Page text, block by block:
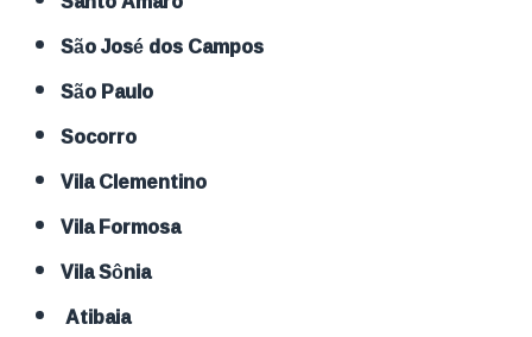
São José dos Campos
São Paulo
Socorro
Vila Clementino
Vila Formosa
Vila Sônia
Atibaia